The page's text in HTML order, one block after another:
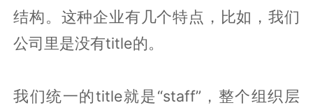
结构。这种企业有几个特点，比如，我们
公司里是没有title的。
我们统一的title就是“staff”，整个组织层